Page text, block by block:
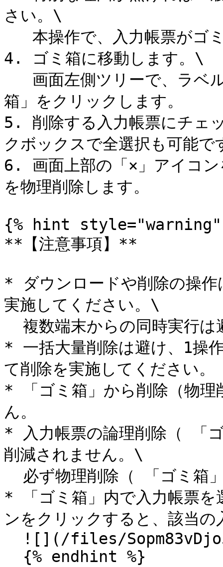
さい。\
4. ゴミ箱に移動します。\
箱」をクリックします。
5. 削除する入力帳票にチェ
クボックスで全選択も可能で
6. 画面上部の「×」アイコン
を物理削除します。
{% hint style="warning"
**【注意事項】**
* ダウンロードや削除の操作
実施してください。\
* 一括大量削除は避け、1操
て削除を実施してください。
* 「ゴミ箱」から削除（物理
ん。
* 入力帳票の論理削除（ 「
削減されません。\
* 「ゴミ箱」内で入力帳票を
ンをクリックすると、該当